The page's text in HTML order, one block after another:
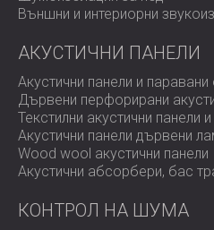
Акустичен анализна
технически данни за
Индивидуални планове
всяка лифтова станция
Монтаж на следните
BLOCK SYSTEM™ за
конструктивни
MUTE SYSTEM™,
специфичните
Инженерна координация
Външни и интериорни
АКУСТИЧНИ ПАНЕЛИ
Акустични панели и
Дървени перфорирани
Текстилни акустични панели
Акустични панели дървени
Wood wool акустични панели
Акустични абсорбери, бас
КОНТРОЛ НА ШУМА